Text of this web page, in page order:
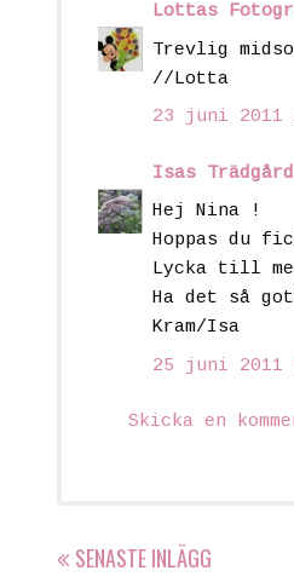
Lottas
Trevlig
//Lotta
23 juni 2011
Isas Trädgård
Hej Nina !
Hoppas du
Lycka till
Ha det så
Kram/Isa
25 juni 2011
Skicka en
SENASTE INLÄGG